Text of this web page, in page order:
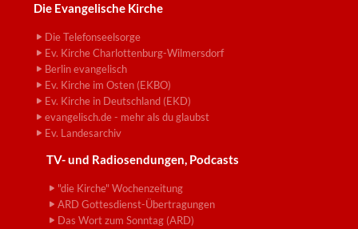
Die Evangelische Kirche
Die Telefonseelsorge
Ev. Kirche Charlottenburg-Wilmersdorf
Berlin evangelisch
Ev. Kirche im Osten (EKBO)
Ev. Kirche in Deutschland (EKD)
evangelisch.de - mehr als du glaubst
Ev. Landesarchiv
TV- und Radiosendungen, Podcasts
"die Kirche" Wochenzeitung
ARD Gottesdienst-Übertragungen
Das Wort zum Sonntag (ARD)